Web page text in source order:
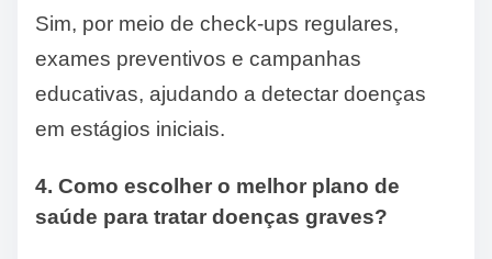
Sim, por meio de check-ups regulares,
exames preventivos e campanhas
educativas, ajudando a detectar doenças
em estágios iniciais.
4. Como escolher o melhor plano de
saúde para tratar doenças graves?